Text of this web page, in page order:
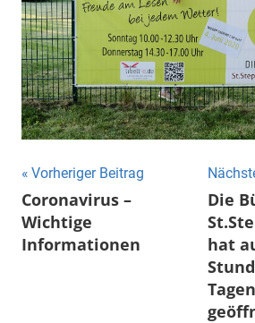
Beitragsnavigation
Vorheriger Beitrag
Coronavirus –
Wichtige
Informationen
Die
hat